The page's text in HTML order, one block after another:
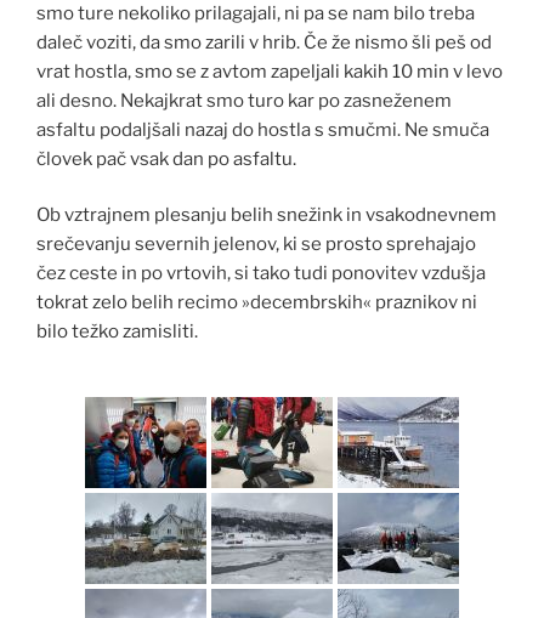
a
f
i
n
i
l
u
s
a
/
smo ture nekoliko prilagajali, ni pa se nam bilo treba
daleč voziti, da smo zarili v hrib. Če že nismo šli peš od
vrat hostla, smo se z avtom zapeljali kakih 10 min v levo
ali desno. Nekajkrat smo turo kar po zasneženem
asfaltu podaljšali nazaj do hostla s smučmi. Ne smuča
človek pač vsak dan po asfaltu.
Ob vztrajnem plesanju belih snežink in vsakodnevnem
srečevanju severnih jelenov, ki se prosto sprehajajo
čez ceste in po vrtovih, si tako tudi ponovitev vzdušja
tokrat zelo belih recimo »decembrskih« praznikov ni
bilo težko zamisliti.